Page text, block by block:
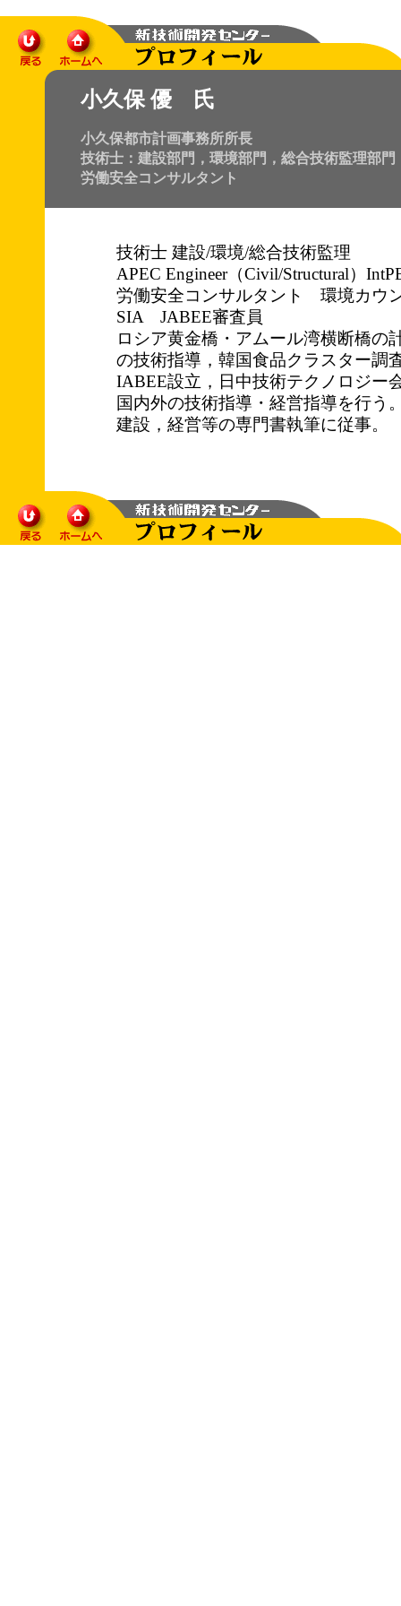
小久保 優 氏
小久保都市計画事務所所長
技術士：建設部門，環境部門，総合技術監理部門
労働安全コンサルタント
技術士 建設/環境/総合技術監理
APEC Engineer（Civil/Structural）
労働安全コンサルタント 環境カウ
SIA JABEE審査員
ロシア黄金橋・アムール湾横断橋の
の技術指導，韓国食品クラスター調
IABEE設立，日中技術テクノロジー
国内外の技術指導・経営指導を行う
建設，経営等の専門書執筆に従事。